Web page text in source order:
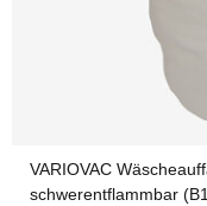
VARIOVAC
schwerentflammbar